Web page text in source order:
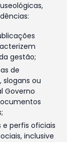
gestão;
de
ou
Governo
perfis oficiais
inclusive